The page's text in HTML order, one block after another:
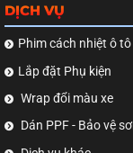
DỊCH VỤ
Phim cách nhiệt ô tô
Lắp đặt Phụ kiện
Wrap đổi màu xe
Dán PPF - Bảo vệ